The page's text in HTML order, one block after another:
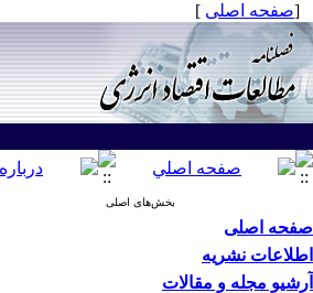
[صفحه اصلی ]
بخش‌های اصلی
صفحه اصلی
اطلاعات نشریه
آرشیو مجله و مقالات